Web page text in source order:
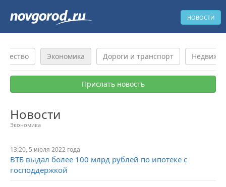
НОВОСТИ
Экономика Дороги и транспорт
Прислать новость
Новости
Экономика
13:20, 5 июля 2022 года
ВТБ выдал более 100 млрд рублей по ипотеке с
господдержкой